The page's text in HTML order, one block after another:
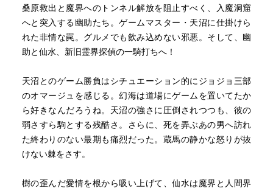
桑原救出と魔界へのトンネル解放を阻止すべく、入魔洞窟
へと突入する幽助たち。ゲームマスター・天沼に仕掛けら
れた非情な罠。グルメでも飲み込めない邪悪。そして、幽
助と仙水、新旧霊界探偵の一騎打ちへ！
天沼とのゲーム勝負はシチュエーション的にジョジョ三部
のオマージュを感じる。幻海は道場にゲームを置いてたか
ら好きなんだろうね。天沼の強さに圧倒されつつも、彼の
弱さすら駒とする残酷さ。さらに、死を弄ぶあの男へ訪れ
た終わりのない最期も痛烈だった。蔵馬の静かな怒りが抜
けない棘をさす。
樹の歪んだ愛情を根から吸い上げて、仙水は魔界と人間界